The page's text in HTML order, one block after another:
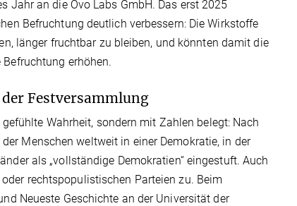
Jahr an die Ovo Labs GmbH. Das erst 2025
Befruchtung deutlich verbessern: Die Wirkstoffe
länger fruchtbar zu bleiben, und könnten damit die
erhöhen.
Festversammlung
Wahrheit, sondern mit Zahlen belegt: Nach
Menschen weltweit in einer Demokratie, in der
als „vollständige Demokratien“ eingestuft. Auch
rechtspopulistischen Parteien zu. Beim
Neueste Geschichte an der Universität der